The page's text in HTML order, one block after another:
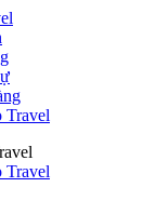
Travel